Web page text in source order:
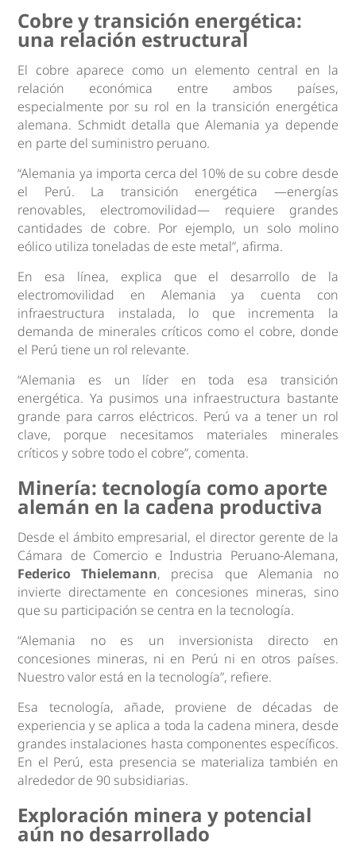
Cobre y transición energética:
una relación estructural
El cobre aparece como un elemento central en la
relación económica entre ambos países,
especialmente por su rol en la transición energética
alemana. Schmidt detalla que Alemania ya depende
en parte del suministro peruano.
“Alemania ya importa cerca del 10% de su cobre desde
el Perú. La transición energética —energías
renovables, electromovilidad— requiere grandes
cantidades de cobre. Por ejemplo, un solo molino
eólico utiliza toneladas de este metal”, afirma.
En esa línea, explica que el desarrollo de la
electromovilidad en Alemania ya cuenta con
infraestructura instalada, lo que incrementa la
demanda de minerales críticos como el cobre, donde
el Perú tiene un rol relevante.
“Alemania es un líder en toda esa transición
energética. Ya pusimos una infraestructura bastante
grande para carros eléctricos. Perú va a tener un rol
clave, porque necesitamos materiales minerales
críticos y sobre todo el cobre”, comenta.
Minería: tecnología como aporte
alemán en la cadena productiva
Desde el ámbito empresarial, el director gerente de la
Cámara de Comercio e Industria Peruano-Alemana,
Federico Thielemann, precisa que Alemania no
invierte directamente en concesiones mineras, sino
que su participación se centra en la tecnología.
“Alemania no es un inversionista directo en
concesiones mineras, ni en Perú ni en otros países.
Nuestro valor está en la tecnología”, refiere.
Esa tecnología, añade, proviene de décadas de
experiencia y se aplica a toda la cadena minera, desde
grandes instalaciones hasta componentes específicos.
En el Perú, esta presencia se materializa también en
alrededor de 90 subsidiarias.
Exploración minera y potencial
aún no desarrollado